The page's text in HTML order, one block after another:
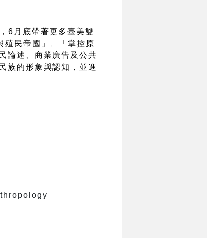
6月底帶著更多臺美雙
殖民帝國」、「掌控原
論述、商業廣告及公共
族的形象與認知，並進